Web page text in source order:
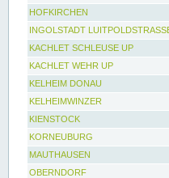
HOFKIRCHEN
INGOLSTADT
KACHLET SCHLEUSE UP
KACHLET WEHR UP
KELHEIM DONAU
KELHEIMWINZER
KIENSTOCK
KORNEUBURG
MAUTHAUSEN
OBERNDORF